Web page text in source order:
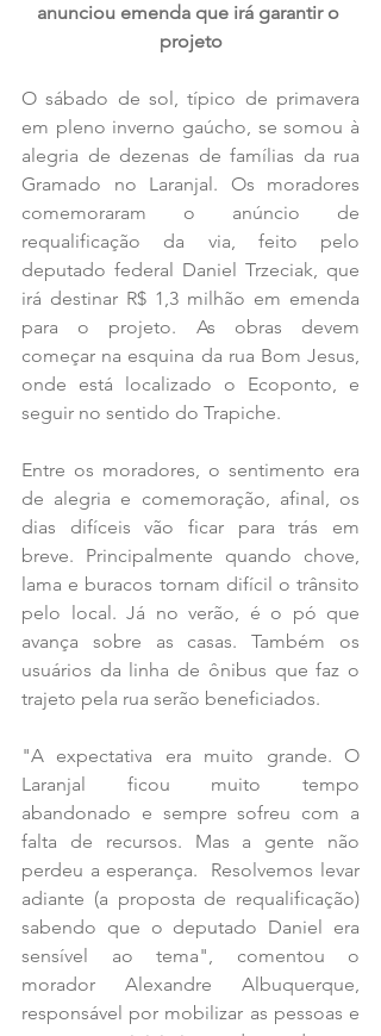
anunciou emenda que irá garantir o
projeto
O sábado de sol, típico de primavera
em pleno inverno gaúcho, se somou à
alegria de dezenas de famílias da rua
Gramado no Laranjal. Os moradores
comemoraram o anúncio de
requalificação da via, feito pelo
deputado federal Daniel Trzeciak, que
irá destinar R$ 1,3 milhão em emenda
para o projeto. As obras devem
começar na esquina da rua Bom Jesus,
onde está localizado o Ecoponto, e
seguir no sentido do Trapiche.
Entre os moradores, o sentimento era
de alegria e comemoração, afinal, os
dias difíceis vão ficar para trás em
breve. Principalmente quando chove,
lama e buracos tornam difícil o trânsito
pelo local. Já no verão, é o pó que
avança sobre as casas. Também os
usuários da linha de ônibus que faz o
trajeto pela rua serão beneficiados.
"A expectativa era muito grande. O
Laranjal ficou muito tempo
abandonado e sempre sofreu com a
falta de recursos. Mas a gente não
perdeu a esperança.  Resolvemos levar
adiante (a proposta de requalificação)
sabendo que o deputado Daniel era
sensível ao tema", comentou o
morador Alexandre Albuquerque,
responsável por mobilizar as pessoas e